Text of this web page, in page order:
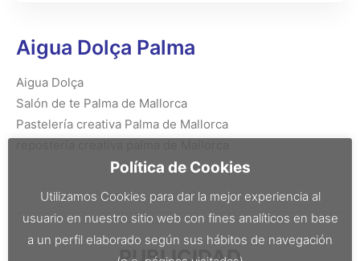
Aigua Dolça Palma
Aigua Dolça
Salón de te Palma de Mallorca
Pastelería creativa Palma de Mallorca
Política de Cookies
Utilizamos Cookies para dar la mejor experiencia al
usuario en nuestro sitio web con fines analíticos en base
a un perfil elaborado según sus hábitos de navegación